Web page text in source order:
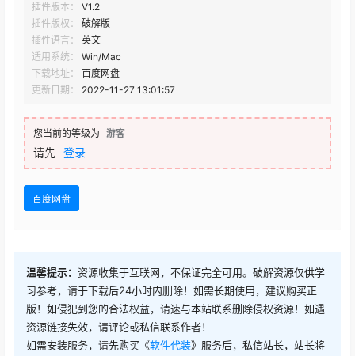
插件版本：
V1.2
插件版权：
破解版
插件语言：
英文
适用系统：
Win/Mac
下载地址：
百度网盘
更新日期：
2022-11-27 13:01:57
您当前的等级为 游客
请先 登录
百度网盘
温馨提示： 资源收集于互联网，不保证完全可用。破解资源仅供学
习参考，请于下载后24小时内删除！如需长期使用，建议购买正
版！如侵犯到您的合法权益，请速与本站联系删除侵权资源！如遇
资源链接失效，请评论或私信联系作者！
如需安装服务，请先购买《软件代装》服务后，私信站长，站长将